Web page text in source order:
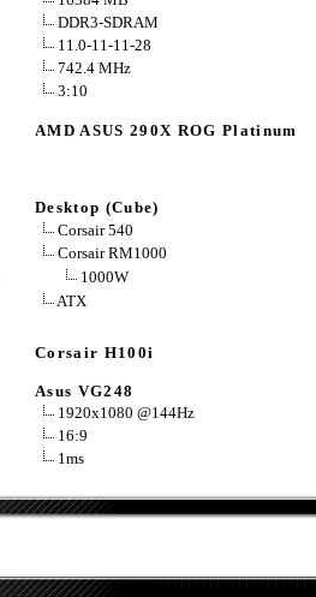
DDR3-SDRAM
11.0-11-11-28
742.4 MHz
3:10
AMD ASUS 290X ROG Platinum
Desktop (Cube)
Corsair 540
Corsair RM1000
1000W
ATX
Corsair H100i
Asus VG248
1920x1080 @144Hz
16:9
1ms